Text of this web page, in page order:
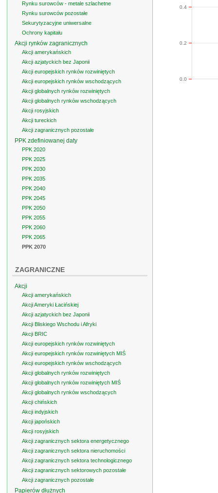
0.0
0.2
0.4
Rynku surowców - metale szlachetne
Rynku surowców pozostałe
Sekurytyzacyjne uniwersalne
Ochrony kapitału
Akcji rynków zagranicznych
Akcji amerykańskich
Akcji azjatyckich bez Japonii
Akcji europejskich rynków rozwiniętych
Akcji europejskich rynków wschodzących
Akcji globalnych rynków rozwiniętych
Akcji globalnych rynków wschodzących
Akcji rosyjskich
Akcji tureckich
Akcji zagranicznych pozostałe
PPK zdefiniowanej daty
PPK 2020
PPK 2025
PPK 2030
PPK 2035
PPK 2040
PPK 2045
PPK 2050
PPK 2055
PPK 2060
PPK 2065
PPK 2070
ZAGRANICZNE
Akcji
Akcji amerykańskich
Akcji Ameryki Łacińskiej
Akcji azjatyckich bez Japonii
Akcji Bliskiego Wschodu i Afryki
Akcji BRIC
Akcji europejskich rynków rozwiniętych
Akcji europejskich rynków rozwiniętych MIŚ
Akcji europejskich rynków wschodzących
Akcji globalnych rynków rozwiniętych
Akcji globalnych rynków rozwiniętych MIŚ
Akcji globalnych rynków wschodzących
Akcji chińskich
Akcji indyjskich
Akcji japońskich
Akcji rosyjskich
Akcji zagranicznych sektora energetycznego
Akcji zagranicznych sektora nieruchomości
Akcji zagranicznych sektora technologicznego
Akcji zagranicznych sektorowych pozostałe
Akcji zagranicznych pozostałe
Papierów dłużnych